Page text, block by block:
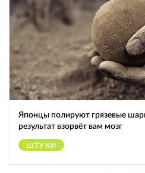
Японцы полируют грязевые
результат взорвёт вам мозг
ШТУКИ